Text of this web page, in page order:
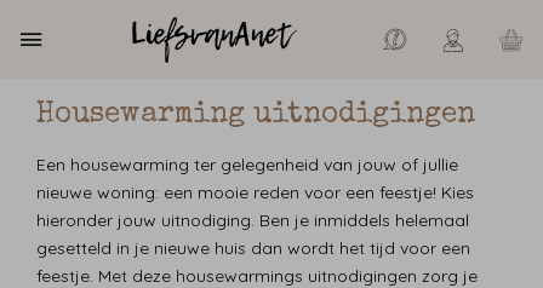
Housewarming uitnodigingen
Een housewarming ter gelegenheid van jouw of jullie
nieuwe woning: een mooie reden voor een feestje! Kies
hieronder jouw uitnodiging. Ben je inmiddels helemaal
gesetteld in je nieuwe huis dan wordt het tijd voor een
feestje. Met deze housewarmings uitnodigingen zorg je